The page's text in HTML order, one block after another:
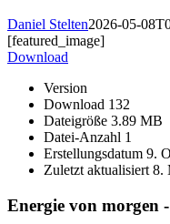
Daniel Stelten2026-05-
[featured_image]
Download
Version
Download 132
Dateigröße 3.89 MB
Datei-Anzahl 1
Erstellungsdatum 9.
Zuletzt aktualisiert8.
Energie von morgen